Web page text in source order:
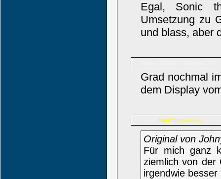
Egal, Sonic
Umsetzung zu
und blass, aber
Grad nochmal
dem Display
NegCon (Admin)
Original von
Für mich ganz
ziemlich von der
irgendwie